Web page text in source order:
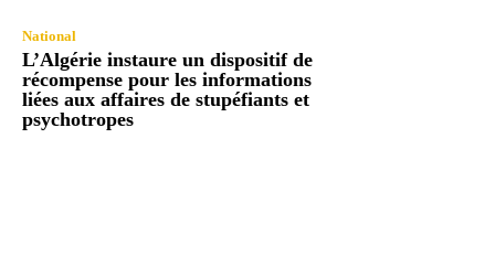
National
L’Algérie instaure un dispositif de
récompense pour les informations
liées aux affaires de stupéfiants et
psychotropes